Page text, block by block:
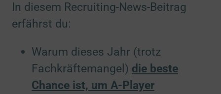
In diesem Recruiting-News-Beitrag
erfährst du:
Warum dieses Jahr (trotz
Fachkräftemangel) die beste
Chance ist, um A-Player